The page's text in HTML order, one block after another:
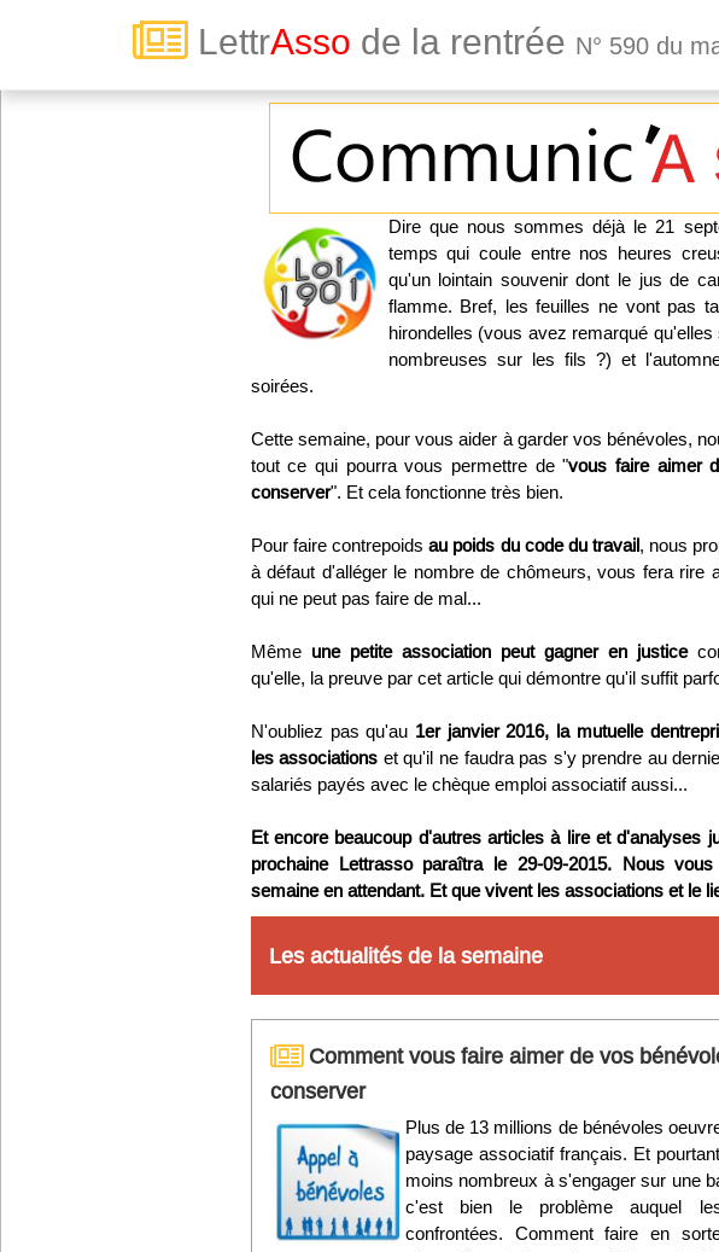
LettrAsso de la rentrée N° 590 du
Abonnez-vous à LettrAsso
Dire que nous sommes déjà le 21
temps qui coule entre nos heures
qu'un lointain souvenir dont le jus de
flamme. Bref, les feuilles ne vont pas
hirondelles (vous avez remarqué
nombreuses sur les fils ?) et
soirées.
Cette semaine, pour vous aider à garder vos bénévoles,
tout ce qui pourra vous permettre de "vous faire aimer
conserver". Et cela fonctionne très bien.
Pour faire contrepoidsau poids du code du travail, nous
à défaut d'alléger le nombre de chômeurs, vous fera rire
qui ne peut pas faire de mal...
Même une petite association peut gagner en justice
qu'elle, la preuve par cet article qui démontre qu'il suffit
N'oubliez pas qu'au 1er janvier 2016, la mutuelle
les associations et qu'il ne faudra pas s'y prendre au
salariés payés avec le chèque emploi associatif aussi...
Et encore beaucoup d'autres articles à lire et d'analyses
prochaine Lettrasso paraîtra le 29-09-2015. Nous
semaine en attendant. Et que vivent les associations et le
Les actualités de la semaine
Comment vous faire aimer de vos
conserver
Plus de 13 millions de bénévoles
paysage associatif français. Et
moins nombreux à s'engager sur une
c'est bien le problème auquel
confrontées. Comment faire en